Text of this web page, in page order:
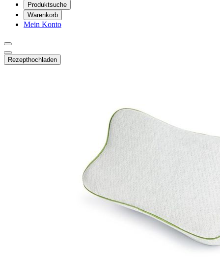
Produktsuche
Warenkorb
Mein Konto
Rezepthochladen